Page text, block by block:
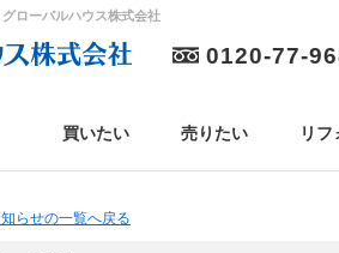
ローバルハウス株式会社
0120-77-
買いたい 売りたい リフ
知らせの一覧へ戻る